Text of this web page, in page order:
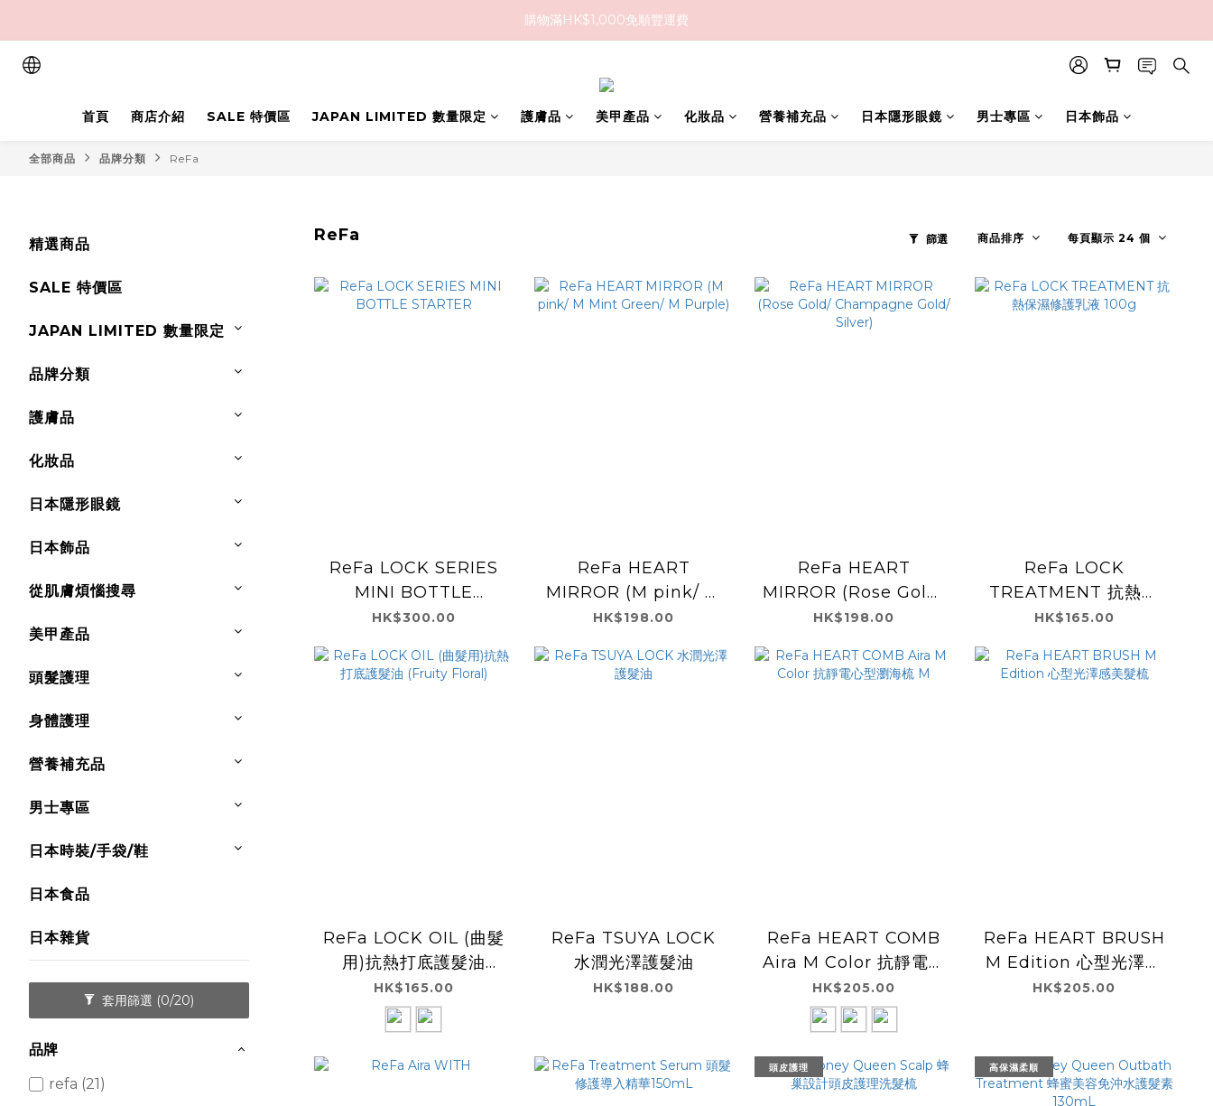
購物滿HK$1,000免順豐運費
購物滿HK$1,000免順豐運費
購物滿HK$1,000免順豐運費
首頁
商店介紹 SALE 特價區 JAPAN LIMITED 數量限定 護膚品 美甲產品 化妝品 營養補充品 日本隱形眼鏡 男士專區 日本飾品
全部商品 品牌分類 ReFa
精選商品
SALE 特價區
JAPAN LIMITED 數量限定
品牌分類
護膚品
化妝品
日本隱形眼鏡
日本飾品
從肌膚煩惱搜尋
美甲產品
頭髮護理
身體護理
營養補充品
男士專區
日本時裝/手袋/鞋
日本食品
日本雜貨
套用篩選 (0/20)
品牌
refa (21)
ReFa 篩選 商品排序 每頁顯示 24 個
ReFa LOCK SERIES
MINI BOTTLE
STARTER
HK$300.00
ReFa HEART
MIRROR (M pink/ M
Mint Green/ M
HK$198.00
ReFa HEART
MIRROR (Rose Gold/
Champagne Gold/
HK$198.00
ReFa LOCK
TREATMENT 抗熱保
濕修護乳液 100g
HK$165.00
ReFa LOCK OIL (曲髮
用)抗熱打底護髮油
(Fruity Floral)
HK$165.00
ReFa TSUYA LOCK
水潤光澤護髮油
HK$188.00
ReFa HEART COMB
Aira M Color 抗靜電心
型瀏海梳 M
HK$205.00
ReFa HEART BRUSH
M Edition 心型光澤感
美髮梳
HK$205.00
頭皮護理 高保濕柔順